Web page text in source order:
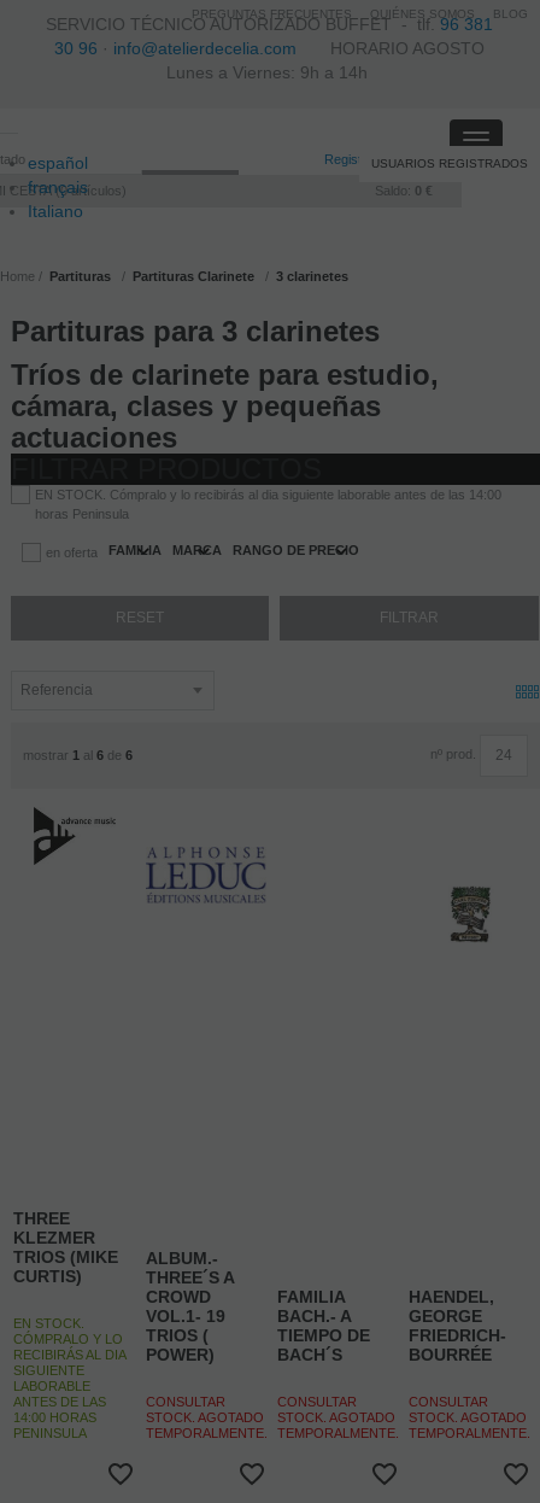
SERVICIO TÉCNICO AUTORIZADO BUFFET -tlf.96 381
30 96 · info@atelierdecelia.com HORARIO AGOSTO
Lunes a Viernes: 9h a 14h
español
français
Italiano
Registro /Iniciar sesión
CESTA 0artículos Saldo: 0 €
USUARIOS REGISTRADOS
Toggle
Home Partituras Partituras Clarinete 3 clarinetes
Partituras para 3 clarinetes
Tríos de clarinete para estudio,
cámara, clases y pequeñas
actuaciones
EN STOCK. Cómpralo y lo recibirás al dia siguiente laborable antes de las 14:00
horas Peninsula
en oferta FAMILIA MARCA RANGO DE PRECIO
mostrar 1 al 6de 6 nº prod.
THREE
KLEZMER
TRIOS (MIKE
CURTIS)
EN STOCK.
CÓMPRALO Y LO
RECIBIRÁS AL DIA
SIGUIENTE
LABORABLE
ANTES DE LAS
14:00 HORAS
PENINSULA
ALBUM.-
THREE´S A
CROWD
VOL.1- 19
TRIOS (
POWER)
CONSULTAR
STOCK. AGOTADO
TEMPORALMENTE.
FAMILIA
BACH.- A
TIEMPO DE
BACH´S
CONSULTAR
STOCK. AGOTADO
TEMPORALMENTE.
HAENDEL,
GEORGE
FRIEDRICH-
BOURRÉE
CONSULTAR
STOCK. AGOTADO
TEMPORALMENTE.
PREGUNTAS FRECUENTES QUIÉNES SOMOS BLOG